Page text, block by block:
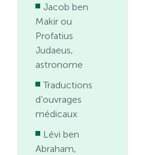
Jacob ben
Makir ou
Profatius
Judaeus,
astronome
Traductions
d’ouvrages
médicaux
Lévi ben
Abraham,